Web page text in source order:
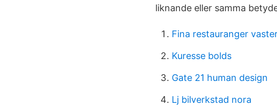
liknande eller samma
Fina restauranger
Kuresse bolds
Gate 21 human design
Lj bilverkstad nora